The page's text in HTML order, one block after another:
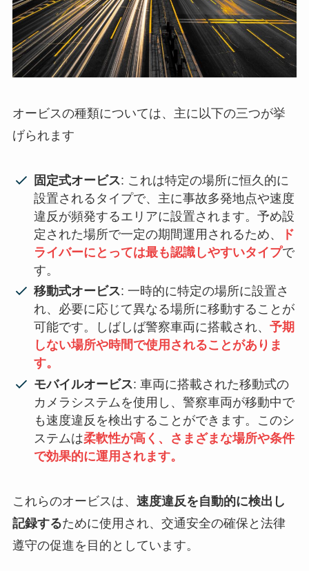
オービスの種類については、主に以下の三つが挙
げられます
固定式オービス: これは特定の場所に恒久的に
設置されるタイプで、主に事故多発地点や速度
違反が頻発するエリアに設置されます。予め設
定された場所で一定の期間運用されるため、
ド
ライバーにとっては最も認識しやすいタイプで
す。
移動式オービス: 一時的に特定の場所に設置さ
れ、必要に応じて異なる場所に移動することが
可能です。しばしば警察車両に搭載され、予期
しない場所や時間で使用されることがありま
す。
モバイルオービス: 車両に搭載された移動式の
カメラシステムを使用し、警察車両が移動中で
も速度違反を検出することができます。このシ
ステムは柔軟性が高く、さまざまな場所や条件
で効果的に運用されます。
これらのオービスは、 速度違反を自動的に検出し
記録するために使用され、交通安全の確保と法律
遵守の促進を目的としています。